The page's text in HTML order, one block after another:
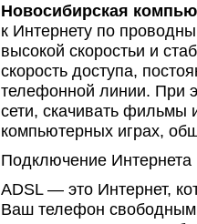
Новосибирская
к Интернету по
высокой скоростьи и
скорость доступа,
телефонной линии. При
сети, скачивать фильмы
компьютерных играх,
Подключение
ADSL — это Интернет,
Ваш телефон свободным